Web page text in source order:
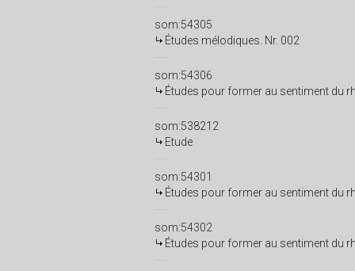
som:54305
Études mélodiques. Nr. 002
som:54306
Études pour former au sentiment du
som:538212
Etude
som:54301
Études pour former au sentiment du
som:54302
Études pour former au sentiment du